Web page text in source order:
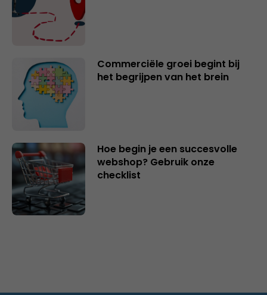
Commerciële groei begint bij
het begrijpen van het brein
Hoe begin je een succesvolle
webshop? Gebruik onze
checklist